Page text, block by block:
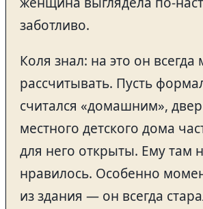
заботливо.
Коля знал: на это он всегда
рассчитывать. Пусть
считался «домашним»,
местного детского дома
для него открыты. Ему там
нравилось. Особенно
из здания — он всегда